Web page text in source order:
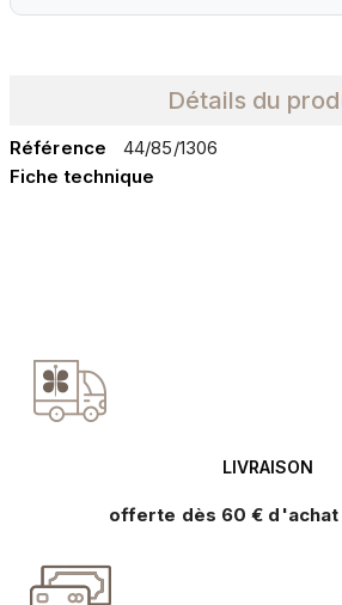
Détails du
Référence
44/85/1306
Fiche technique
LIVRAISON
offerte dès 60 € d'achat